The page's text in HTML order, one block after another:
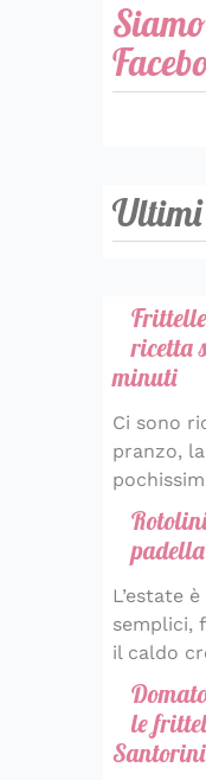
Ultimi
ricetta
minuti
Ci sono
pranzo,
L’estate
semplici,
il caldo
le
Santorini